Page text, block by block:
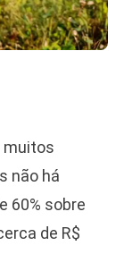
muitos
não há
60% sobre
de R$